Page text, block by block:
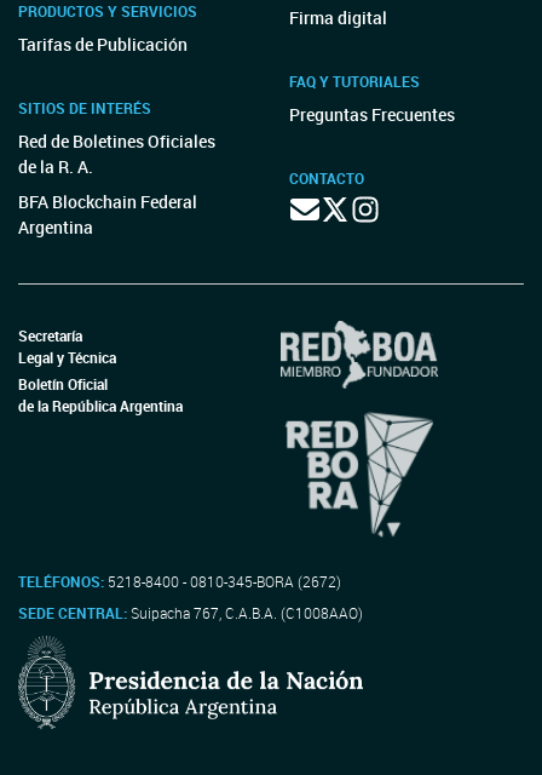
PRODUCTOS Y SERVICIOS
Tarifas de Publicación
SITIOS DE INTERÉS
Red de Boletines Oficiales
de la R. A.
BFA Blockchain Federal
Argentina
Firma digital
FAQ Y TUTORIALES
Preguntas Frecuentes
CONTACTO
Secretaría
Legal y Técnica
Boletín Oficial
de la República Argentina
TELÉFONOS: 5218-8400 - 0810-345-BORA (2672)
SEDE CENTRAL:Suipacha 767, C.A.B.A. (C1008AAO)